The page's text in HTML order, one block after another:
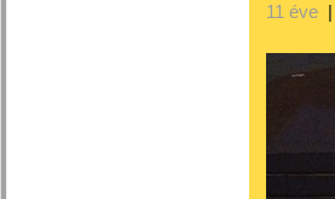
11 éve |